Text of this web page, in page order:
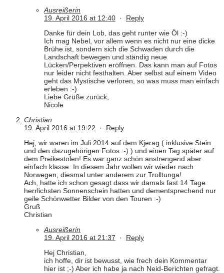
Ausreißerin
19. April 2016 at 12:40 · Reply
Danke für dein Lob, das geht runter wie Öl :-)
Ich mag Nebel, vor allem wenn es nicht nur eine dicke
Brühe ist, sondern sich die Schwaden durch die
Landschaft bewegen und ständig neue
Lücken/Perpektiven eröffnen. Das kann man auf Fotos
nur leider nicht festhalten. Aber selbst auf einem Video
geht das Mystische verloren, so was muss man einfach
erleben :-)
Liebe Grüße zurück,
Nicole
Christian
19. April 2016 at 19:22 · Reply
Hej, wir waren im Juli 2014 auf dem Kjerag ( inklusive Stein
und den dazugehörigen Fotos :-) ) und einen Tag später auf
dem Preikestolen! Es war ganz schön anstrengend aber
einfach klasse. In diesem Jahr wollen wir wieder nach
Norwegen, diesmal unter anderem zur Trolltunga!
Ach, hatte ich schon gesagt dass wir damals fast 14 Tage
herrlichsten Sonnenschein hatten und dementsprechend nur
geile Schönwetter Bilder von den Touren :-)
Gruß
Christian
Ausreißerin
19. April 2016 at 21:37 · Reply
Hej Christian,
ich hoffe, dir ist bewusst, wie frech dein Kommentar
hier ist ;-) Aber ich habe ja nach Neid-Berichten gefragt.